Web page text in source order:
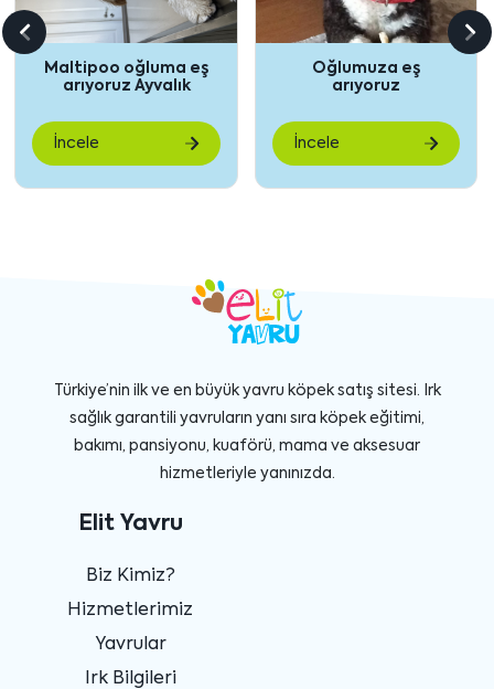
Oğlumuza eş
arıyoruz
İncele
Dişi ariyoruz
İncele
Önceki
içeriği
Türkiye’nin ilk ve en büyük yavru köpek satış sitesi. Irk
sağlık garantili yavruların yanı sıra köpek eğitimi,
bakımı, pansiyonu, kuaförü, mama ve aksesuar
hizmetleriyle yanınızda.
Elit Yavru
Biz Kimiz?
Hizmetlerimiz
Yavrular
Irk Bilgileri